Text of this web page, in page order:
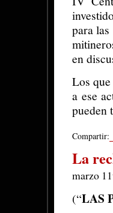
para las
en
Los
a ese
pueden
Compartir:
La
marzo
(“LAS